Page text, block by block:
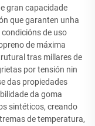
gran capacidade
que garanten unha
de uso
de máxima
tras millares de
por tensión nin
das propiedades
da goma
sintéticos, creando
de temperatura,